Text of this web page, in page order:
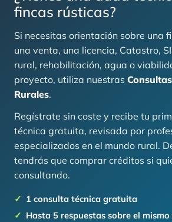
fincas rústicas?
Si necesitas orientación sobre una
una venta, una licencia, Catastro,
rural, rehabilitación, agua o
proyecto, utiliza nuestras
Rurales.
Regístrate sin coste y recibe tu
técnica gratuita, revisada por
especializados en el mundo rural.
tendrás que comprar créditos si
consultando.
1 consulta técnica gratuita
Hasta 5 respuestas sobre el mismo